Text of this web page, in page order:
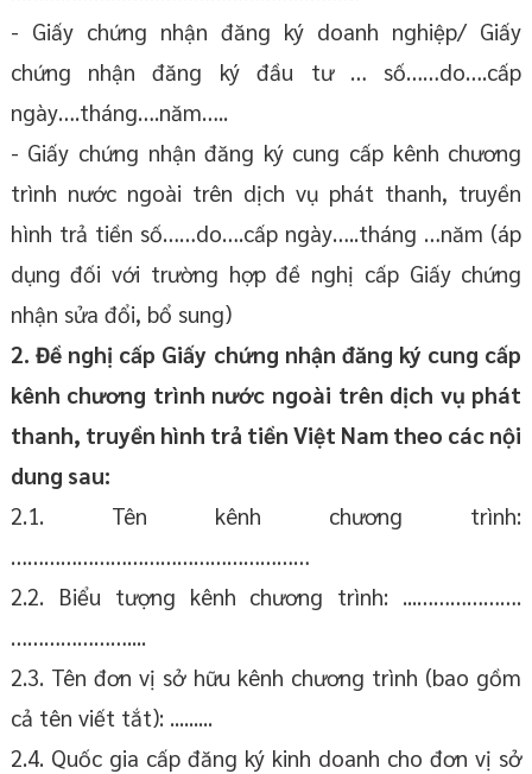
- Giấy chứng nhận đăng ký doanh nghiệp/ Giấy
chứng nhận đăng ký đầu tư … số……do….cấp
ngày….tháng….năm…..
- Giấy chứng nhận đăng ký cung cấp kênh chương
trình nước ngoài trên dịch vụ phát thanh, truyền
hình trả tiền số……do….cấp ngày…..tháng …năm (áp
dụng đối với trường hợp đề nghị cấp Giấy chứng
nhận sửa đổi, bổ sung)
2. Đề nghị cấp Giấy chứng nhận đăng ký cung cấp
kênh chương trình nước ngoài trên dịch vụ phát
thanh, truyền hình trả tiền Việt Nam theo các nội
dung sau:
2.1. Tên kênh chương trình:
………………………………………………
2.2. Biểu tượng kênh chương trình: ...……………….
…………………....
2.3. Tên đơn vị sở hữu kênh chương trình (bao gồm
cả tên viết tắt): .........
2.4. Quốc gia cấp đăng ký kinh doanh cho đơn vị sở